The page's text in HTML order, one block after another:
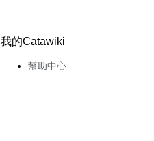
我的Catawiki
幫助中心